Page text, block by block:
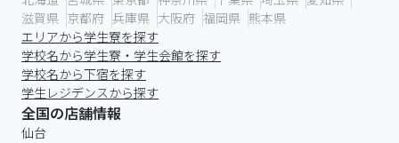
滋賀県 京都府 兵庫県 大阪府 福岡県 熊本県
エリアから学生寮を探す
学校名から学生寮・学生会館を探す
学校名から下宿を探す
学生レジデンスから探す
全国の店舗情報
仙台